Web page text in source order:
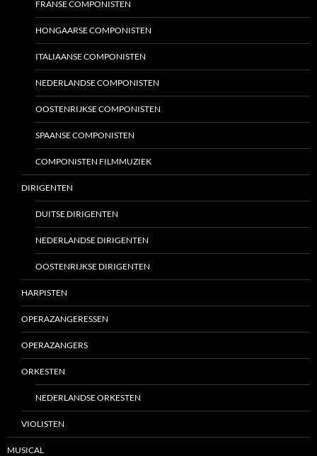
FRANSE COMPONISTEN
HONGAARSE COMPONISTEN
ITALIAANSE COMPONISTEN
NEDERLANDSE COMPONISTEN
OOSTENRIJKSE COMPONISTEN
SPAANSE COMPONISTEN
COMPONISTEN FILMMUZIEK
DIRIGENTEN
DUITSE DIRIGENTEN
NEDERLANDSE DIRIGENTEN
OOSTENRIJKSE DIRIGENTEN
HARPISTEN
OPERAZANGERESSEN
OPERAZANGERS
ORKESTEN
NEDERLANDSE ORKESTEN
VIOLISTEN
MUSICAL